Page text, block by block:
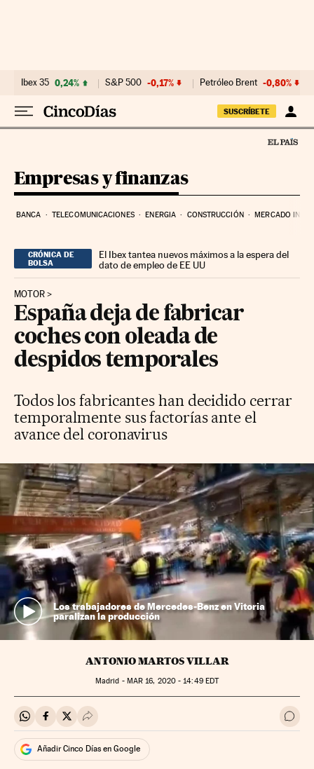
Ibex 35 0,24% S&P 500 -0,17% Petróleo Brent -0,80%
SUSCRÍBETE
Empresas y finanzas
BANCA TELECOMUNICACIONES ENERGIA CONSTRUCCIÓN MERCADO
CRÓNICA DE
BOLSA
El Ibex tantea nuevos máximos a la espera del
dato de empleo de EE UU
MOTOR
España deja de fabricar
coches con oleada de
despidos temporales
Todos los fabricantes han decidido cerrar
temporalmente sus factorías ante el
avance del coronavirus
Los trabajadores de Mercedes-Benz en Vitoria
paralizan la producción
ANTONIO MARTOS VILLAR
Madrid - MAR 16, 2020 - 14:49EDT
Compartir en Whatsapp
Compartir en Facebook
Compartir en Twitter
Desplegar Redes Sociales Ir a
Añadir Cinco Días en Google